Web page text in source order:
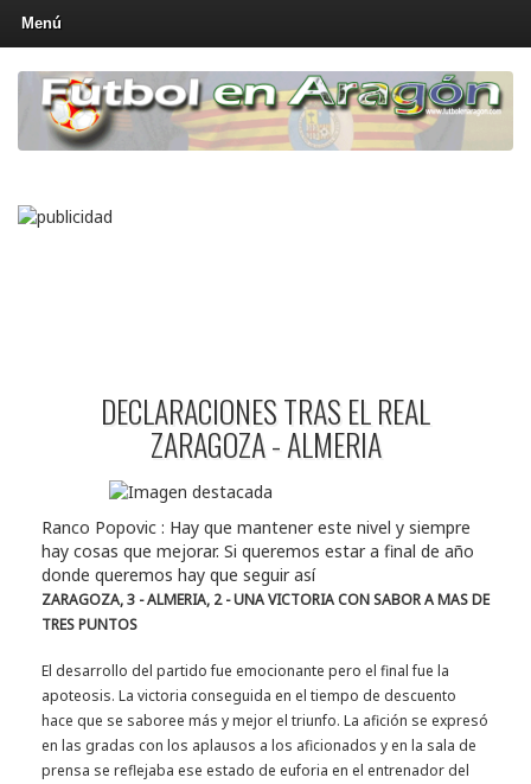
Menú
DECLARACIONES TRAS EL REAL
ZARAGOZA - ALMERIA
Ranco Popovic : Hay que mantener este nivel y siempre
hay cosas que mejorar. Si queremos estar a final de año
donde queremos hay que seguir así
ZARAGOZA, 3 - ALMERIA, 2 - UNA VICTORIA CON SABOR A MAS DE
TRES PUNTOS
El desarrollo del partido fue emocionante pero el final fue la
apoteosis. La victoria conseguida en el tiempo de descuento
hace que se saboree más y mejor el triunfo. La afición se expresó
en las gradas con los aplausos a los aficionados y en la sala de
prensa se reflejaba ese estado de euforia en el entrenador del